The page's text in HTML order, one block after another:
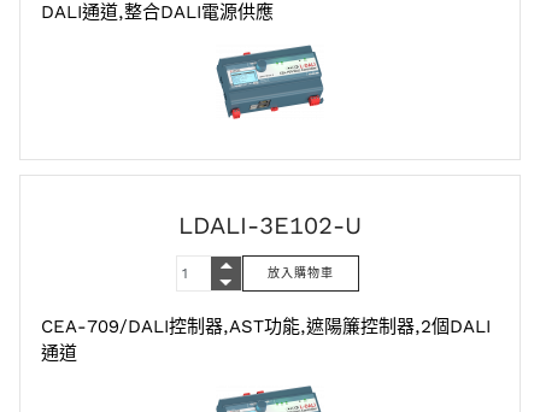
DALI通道,整合DALI電源供應
LDALI-3E102-U
CEA-709/DALI控制器,AST功能,遮陽簾控制器,2個DALI
通道